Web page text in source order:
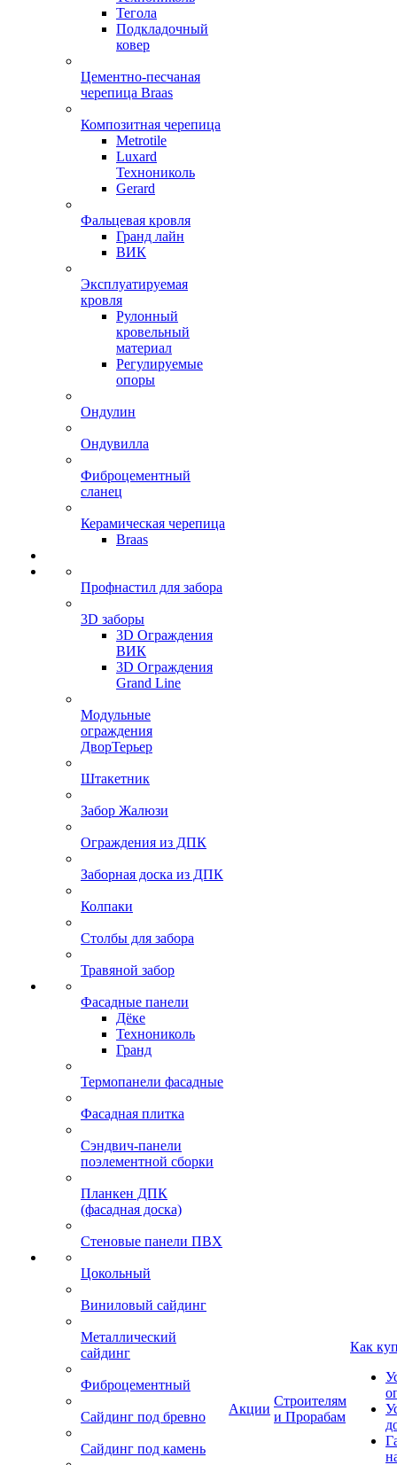
Тегола
Подкладочный
ковер
Цементно-песчаная
черепица Braas
Композитная черепица
Metrotile
Luxard
Технониколь
Gerard
Фальцевая кровля
Гранд лайн
ВИК
Эксплуатируемая
кровля
Рулонный
кровельный
материал
Регулируемые
опоры
Ондулин
Ондувилла
Фиброцементный
сланец
Керамическая черепица
Braas
Профнастил для забора
3D заборы
3D Ограждения
ВИК
3D Ограждения
Grand Line
Модульные
ограждения
ДворТерьер
Штакетник
Забор Жалюзи
Ограждения из ДПК
Заборная доска из ДПК
Колпаки
Столбы для забора
Травяной забор
Фасадные панели
Дёке
Технониколь
Гранд
Термопанели фасадные
Фасадная плитка
Сэндвич-панели
поэлементной сборки
Планкен ДПК
(фасадная доска)
Стеновые панели ПВХ
Цокольный
Виниловый сайдинг
Металлический
сайдинг
Фиброцементный
Сайдинг под бревно
Сайдинг под камень
Акции
Строителям
и Прорабам
Как